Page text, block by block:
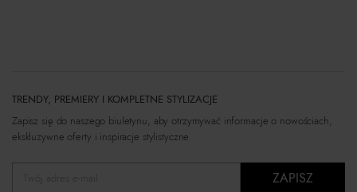
TRENDY, PREMIERY I KOMPLETNE STYLIZACJE
Zapisz się do naszego biuletynu, aby otrzymywać informacje o nowościach,
ekskluzywne oferty i inspiracje stylistyczne.
ZAPISZ